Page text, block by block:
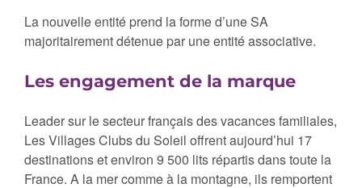
La nouvelle entité prend la forme d’une SA
majoritairement détenue par une entité associative.
Les engagement de la marque
Leader sur le secteur français des vacances familiales,
Les Villages Clubs du Soleil offrent aujourd’hui 17
destinations et environ 9 500 lits répartis dans toute la
France. A la mer comme à la montagne, ils remportent